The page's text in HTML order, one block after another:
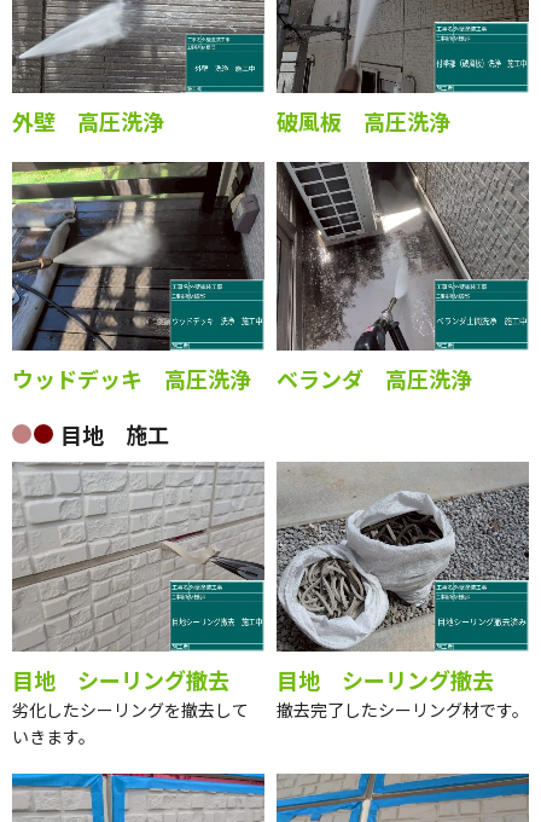
外壁 高圧洗浄 破風板 高圧洗浄
ウッドデッキ 高圧洗浄
ベランダ 高圧洗浄
目地 施工
目地 シーリング撤去
劣化したシーリングを撤去して
いきます。
目地 シーリング撤去
撤去完了したシーリング材です。